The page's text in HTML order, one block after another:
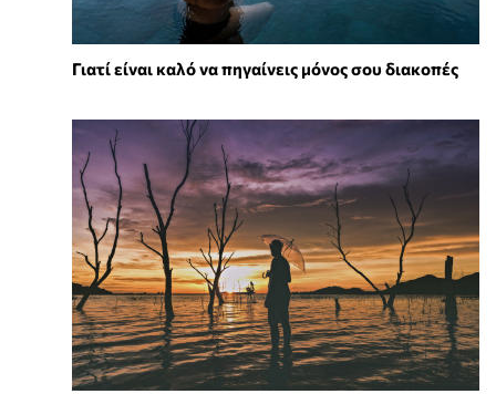
Γιατί είναι καλό να πηγαίνεις μόνος σου διακοπές